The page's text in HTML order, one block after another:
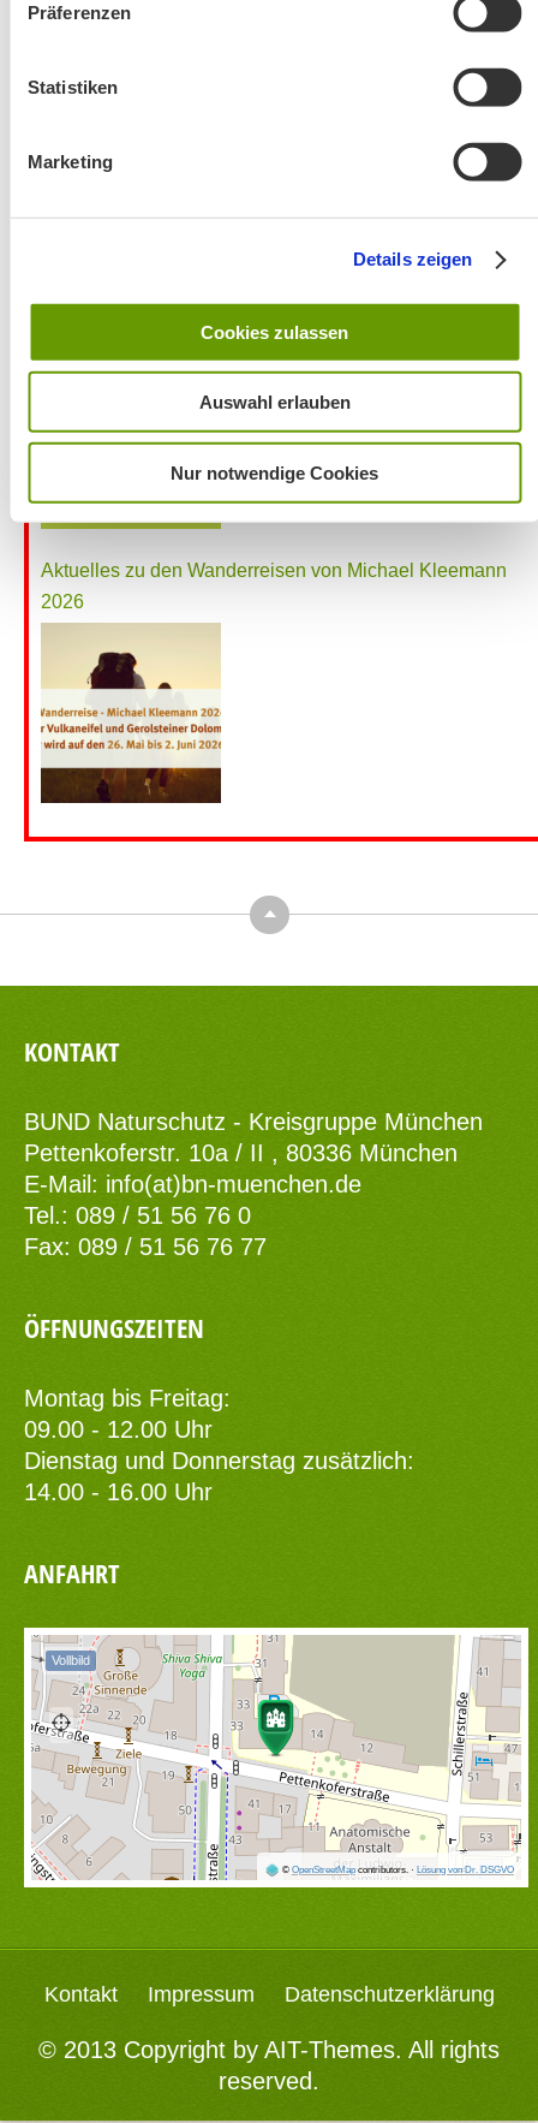
Präferenzen
Statistiken
Marketing
Details zeigen
Cookies zulassen
Auswahl erlauben
Nur notwendige Cookies
Café Pauli / Das Bergpanorama rund um Aschau
Aktuelles zu den Wanderreisen von Michael Kleemann
2026
Top
KONTAKT
BUND Naturschutz - Kreisgruppe München
Pettenkoferstr. 10a / II , 80336 München
E-Mail: info(at)bn-muenchen.de
Tel.: 089 / 51 56 76 0
Fax: 089 / 51 56 76 77
ÖFFNUNGSZEITEN
Montag bis Freitag:
09.00 - 12.00 Uhr
Dienstag und Donnerstag zusätzlich:
14.00 - 16.00 Uhr
ANFAHRT
© OpenStreetMapcontributors. · Lösung von Dr. DSGVO
Vollbild
Kontakt Impressum Datenschutzerklärung
© 2013 Copyright by AIT-Themes. All rights
reserved.